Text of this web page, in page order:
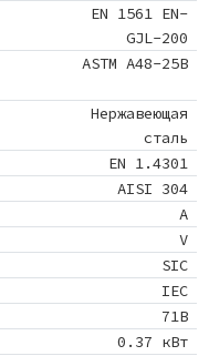
EN 1561 EN-
GJL-200
ASTM A48-25B
Нержавеющая
сталь
EN 1.4301
AISI 304
A
V
SIC
IEC
71B
0.37 кВт